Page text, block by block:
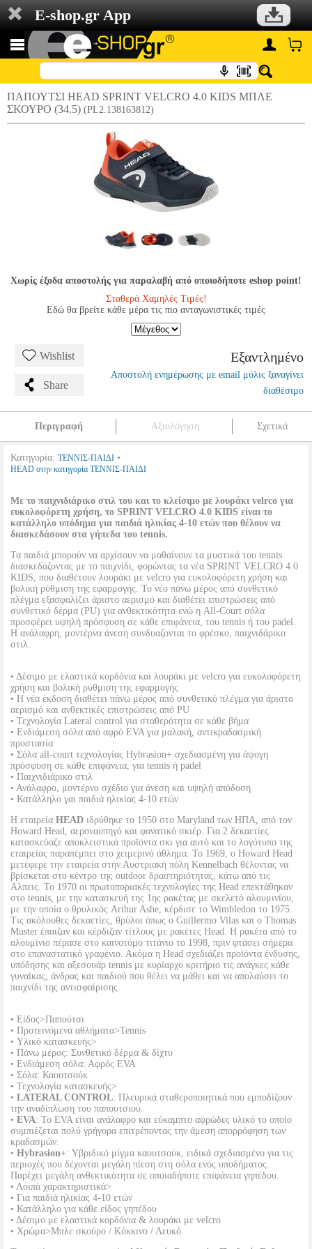
E-shop.gr App
ΠΑΠΟΥΤΣΙ HEAD SPRINT VELCRO 4.0 KIDS ΜΠΛΕ
ΣΚΟΥΡΟ (34.5) (PL2.138163812)
Χωρίς έξοδα αποστολής για παραλαβή από οποιοδήποτε eshop point!
Σταθερά Χαμηλές Τιμές!
Εδώ θα βρείτε κάθε μέρα τις πιο ανταγωνιστικές τιμές
Wishlist
Share
Εξαντλημένο
Αποστολή ενημέρωσης με email μόλις ξαναγίνει
διαθέσιμο
Περιγραφή Αξιολόγηση Σχετικά
Κατηγορία: ΤΕΝΝΙΣ-ΠΑΙΔΙ •
HEAD στην κατηγορία ΤΕΝΝΙΣ-ΠΑΙΔΙ
Με το παιχνιδιάρικο στιλ του και το κλείσιμο με λουράκι velrco για
ευκολοφόρετη χρήση, το SPRINT VELCRO 4.0 KIDS είναι το
κατάλληλο υπόδημα για παιδιά ηλικίας 4-10 ετών που θέλουν να
διασκεδάσουν στα γήπεδα του tennis.
Τα παιδιά μπορούν να αρχίσουν να μαθαίνουν τα μυστικά του tennis
διασκεδάζοντας με το παιχνίδι, φορώντας τα νέα SPRINT VELCRO 4.0
KIDS, που διαθέτουν λουράκι με velcro για ευκολοφόρετη χρήση και
βολική ρύθμιση της εφαρμογής. Το νέο πάνω μέρος από συνθετικό
πλέγμα εξασφαλίζει άριστο αερισμό και διαθέτει επιστρώσεις από
συνθετικό δέρμα (PU) για ανθεκτικότητα ενώ η All-Court σόλα
προσφέρει υψηλή πρόσφυση σε κάθε επιφάνεια, του tennis ή του padel.
Η ανάλαφρη, μοντέρνα άνεση συνδυαζονται το φρέσκο, παιχνιδάρικο
στιλ.
• Δέσιμο με ελαστικά κορδόνια και λουράκι με velcro για ευκολοφόρετη
χρήση και βολική ρύθμιση της εφαρμογής
• Η νέα έκδοση διαθέτει πάνω μέρος από συνθετικό πλέγμα για άριστο
αερισμό και ανθεκτικές επιστρώσεις από PU
• Τεχνολογία Lateral control για σταθερότητα σε κάθε βήμα
• Ενδιάμεση σόλα από αφρό EVA για μαλακή, αντικραδασμική
προστασία
• Σόλα all-court τεχνολογίας Hybrasion+ σχεδιασμένη για άψογη
πρόσφυση σε κάθε επιφάνεια, για tennis ή padel
• Παιχνιδιάρικο στιλ
• Ανάλαφρο, μοντέρνο σχέδιο για άνεση και υψηλή απόδοση
• Κατάλληλο γαι παιδιά ηλικίας 4-10 ετών
Η εταιρεία HEAD ιδρύθηκε το 1950 στο Maryland των ΗΠΑ, από τον
Howard Head, αεροναυπηγό και φανατικό σκιέρ. Για 2 δεκαετίες
κατασκεύαζε αποκλειστικά προϊόντα σκι για αυτό και το λογότυπο της
εταιρείας παραπέμπει στο χειμερινό άθλημα. Το 1969, ο Howard Head
μετέφερε την εταιρεία στην Αυστριακή πόλη Kennelbach θέλοντας να
βρίσκεται στο κέντρο της outdoor δραστηριότητας, κάτω από τις
Αλπεις. Το 1970 οι πρωτοποριακές τεχνολογίες της Head επεκτάθηκαν
στο tennis, με την κατασκευή της 1ης ρακέτας με σκελετό αλουμινίου,
με την οποία ο θρυλικός Arthur Ashe, κέρδισε το Wimbledon το 1975.
Τις ακόλουθες δεκαετίες, θρύλοι όπως ο Guillermo Vilas και ο Thomas
Muster έπαιζαν και κέρδιζαν τίτλους με ρακέτες Head. Η ρακέτα από το
αλουμίνιο πέρασε στο καινοτόμο τιτάνιο το 1998, πριν φτάσει σήμερα
στο επαναστατικό γραφένιο. Ακόμα η Head σχεδιάζει προϊόντα ένδυσης,
υπόδησης και αξεσουάρ tennis με κυρίαρχο κριτήριο τις ανάγκες κάθε
γυναίκας, άνδρας και παιδιού που θέλει να μάθει και να απολαύσει το
παιχνίδι της αντισφαίρισης.
• Είδος>Παπούτσι
• Προτεινόμενα αθλήματα>Tennis
• Υλικό κατασκευής>
• Πάνω μέρος: Συνθετικό δέρμα & δίχτυ
• Ενδιάμεση σόλα: Αφρός EVA
• Σόλα: Καουτσούκ
• Τεχνολογία κατασκευής>
• LATERAL CONTROL: Πλευρικά σταθεροποιητικά που εμποδίζουν
την αναδίπλωση του παπουτσιού.
• EVA: To EVA είναι ανάλαφρο και εύκαμπτο αφρώδες υλικό το οποίο
συμπιέζεται πολύ γρήγορα επιτρέποντας την άμεση απορρόφηση των
κραδασμών.
• Hybrasion+: Υβριδικό μίγμα καουτσούκ, ειδικά σχεδιασμένο για τις
περιοχές που δέχονται μεγάλη πίεση στη σόλα ενός υποδήματος.
Παρέχει μεγάλη ανθεκτικότητα σε οποιαδήποτε επιφάνεια γηπέδου.
• Λοιπά χαρακτηριστικά>
• Για παιδιά ηλικίας 4-10 ετών
• Κατάλληλο για κάθε είδος γηπέδου
• Δέσιμο με ελαστικά κορδόνια & λουράκι με velcro
• Χρώμα>Μπλε σκούρο / Κόκκινο / Λευκό